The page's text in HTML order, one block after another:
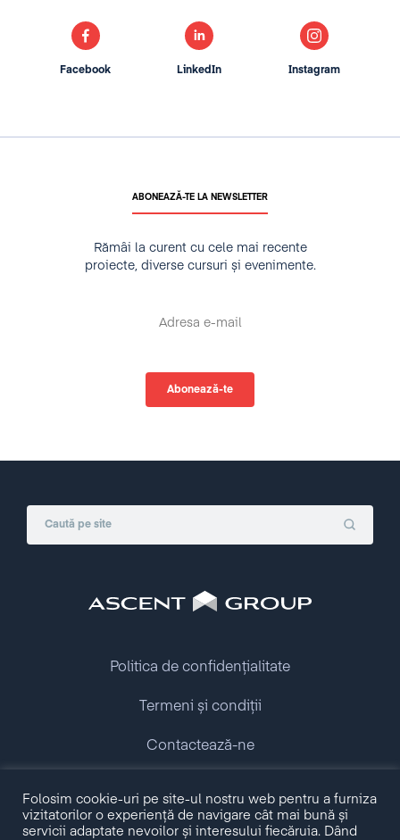
ABONEAZĂ-TE LA NEWSLETTER
Rămâi la curent cu cele mai recente
proiecte, diverse cursuri și evenimente.
Facebook LinkedIn Instagram
Copyright © 2009 - 2026 Ascent Group.
All rights reserved.
Politica de confidențialitate
Termeni și condiții
Contactează-ne
Folosim cookie-uri pe site-ul nostru web pentru a furniza
vizitatorilor o experiență de navigare cât mai bună și
servicii adaptate nevoilor și interesului fiecăruia. Dând